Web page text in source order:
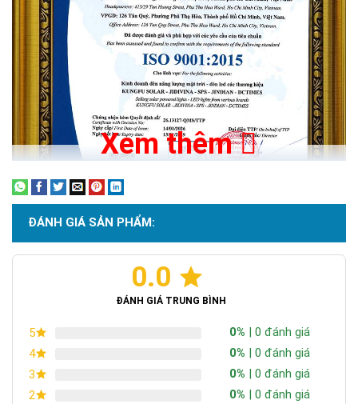
Chứng nhận ISO 9001:2015
Xem thêm
ĐÁNH GIÁ SẢN PHẨM:
0.0
ĐÁNH GIÁ TRUNG BÌNH
5 0% | 0 đánh giá
4
0% | 0 đánh giá
3
0% | 0 đánh giá
2
0% | 0 đánh giá